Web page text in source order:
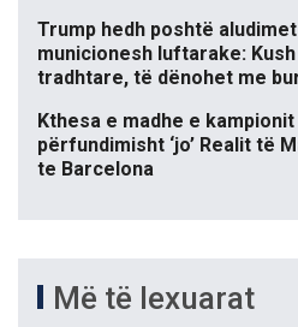
Trump hedh poshtë
municionesh luftarake:
tradhtare, të dënohet me
Kthesa e madhe e
përfundimisht ‘jo’ Realit të
te Barcelona
Më të lexuarat